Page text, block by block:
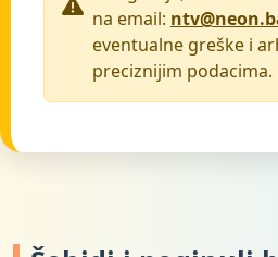
na email:
eventualne greške i
preciznijim podacima.